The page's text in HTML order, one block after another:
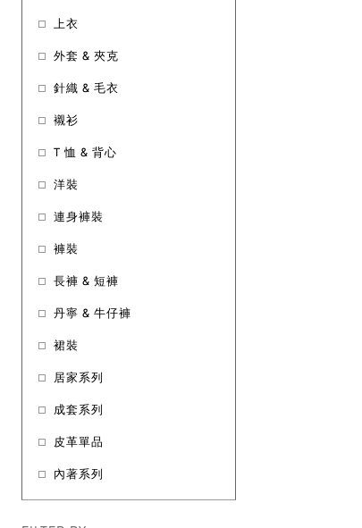
上衣
外套 & 夾克
針織 & 毛衣
襯衫
T 恤 & 背心
洋裝
連身褲裝
褲裝
長褲 & 短褲
丹寧 & 牛仔褲
裙裝
居家系列
成套系列
皮革單品
內著系列